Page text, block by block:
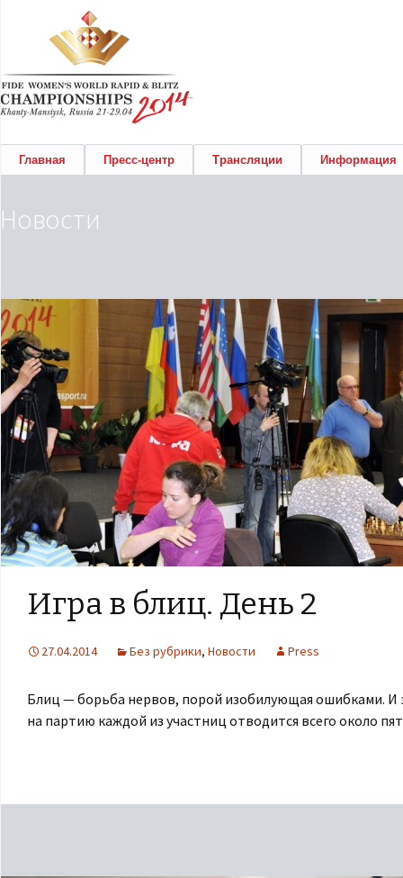
Главная Пресс-центр Трансляции Информация
Новости
Игра в блиц. День 2
27.04.2014 Без рубрики, Новости Press
Блиц — борьба нервов, порой изобилующая ошибками. И
на партию каждой из участниц отводится всего около